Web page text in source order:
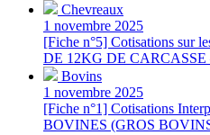
Chevreaux
1 novembre 2025
[Fiche n°5] Cotisations sur
DE 12KG DE
Bovins
1 novembre 2025
[Fiche n°1] Cotisations
BOVINES (GROS